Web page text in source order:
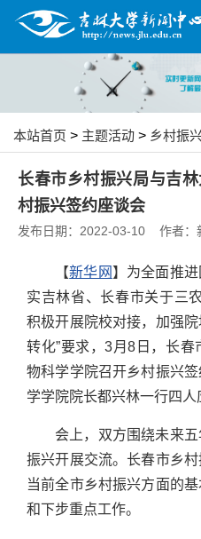
本站首页 > 主题活动 > 乡村振
长春市乡村振兴局与吉
村振兴签约座谈会
发布日期：2022-03-10 作者
【新华网 】为全面推
实吉林省、长春市关于三
积极开展院校对接，加强
转化”要求，3月8日，长
物科学学院召开乡村振兴
学学院院长都兴林一行四人
会上，双方围绕未来
振兴开展交流。长春市乡
当前全市乡村振兴方面的
和下步重点工作。